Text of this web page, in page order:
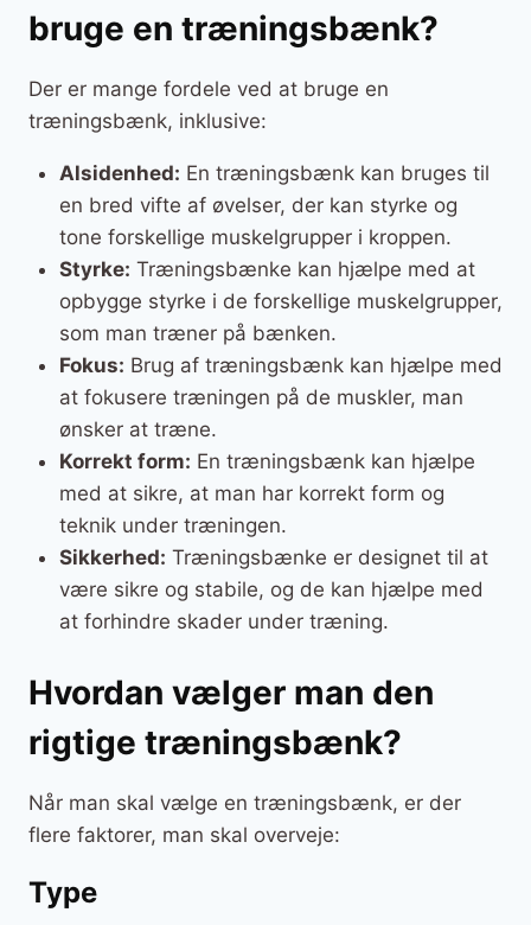
bruge en træningsbænk?
Der er mange fordele ved at bruge en
træningsbænk, inklusive:
Alsidenhed: En træningsbænk kan bruges til
en bred vifte af øvelser, der kan styrke og
tone forskellige muskelgrupper i kroppen.
Styrke: Træningsbænke kan hjælpe med at
opbygge styrke i de forskellige muskelgrupper,
som man træner på bænken.
Fokus: Brug af træningsbænk kan hjælpe med
at fokusere træningen på de muskler, man
ønsker at træne.
Korrekt form: En træningsbænk kan hjælpe
med at sikre, at man har korrekt form og
teknik under træningen.
Sikkerhed: Træningsbænke er designet til at
være sikre og stabile, og de kan hjælpe med
at forhindre skader under træning.
Hvordan vælger man den
rigtige træningsbænk?
Når man skal vælge en træningsbænk, er der
flere faktorer, man skal overveje:
Type